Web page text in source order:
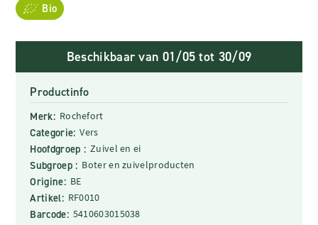
Bio
Beschikbaar van 01/05 tot 30/09
Productinfo
Merk: Rochefort
Categorie: Vers
Hoofdgroep : Zuivel en ei
Subgroep : Boter en zuivelproducten
Origine: BE
Artikel: RF0010
Barcode: 5410603015038